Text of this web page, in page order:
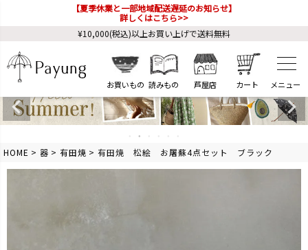
【夏季休業と一部地域配送遅延のお知らせ】
詳しくはこちら>>
¥10,000(税込)以上お買い上げで送料無料
お買いもの 読みもの 芦屋店 カート
HOME 器 有田焼 有田焼 松絵 お屠蘇4点セット ブラック